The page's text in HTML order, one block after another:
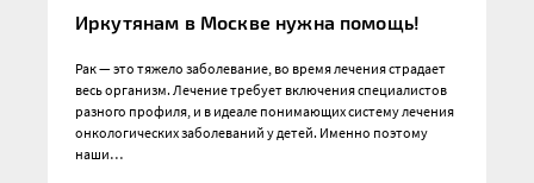
Иркутянам в Москве нужна помощь!
Рак — это тяжело заболевание, во время лечения страдает
весь организм. Лечение требует включения специалистов
разного профиля, и в идеале понимающих систему лечения
онкологических заболеваний у детей. Именно поэтому
наши…